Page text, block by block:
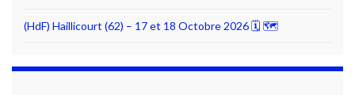
(HdF) Haillicourt (62) – 17 et 18 Octobre 2026 🗓 🗺